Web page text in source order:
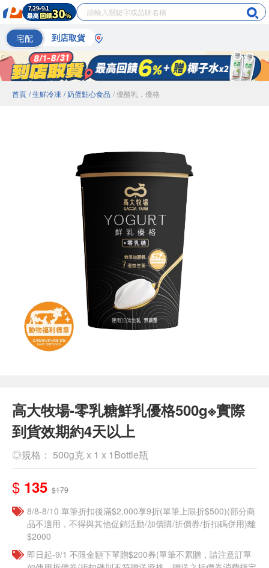
宅配 到店取貨
首頁 / 生鮮冷凍 / 奶蛋點心食品 / 優酪乳．優格
高大牧場-零乳糖鮮乳優格500g※實際
到貨效期約4天以上
◎規格： 500g克 x 1 x 1Bottle瓶
$ 135 $179
8/8-8/10 單筆折扣後滿$2,000享9折(單筆上限折$500)(部分商
品不適用，不得與其他促銷活動/加價購/折價券/折扣碼併用)離
$2000
即日起-9/1 不限金額下單贈$200券(單筆不累贈，請注意訂單